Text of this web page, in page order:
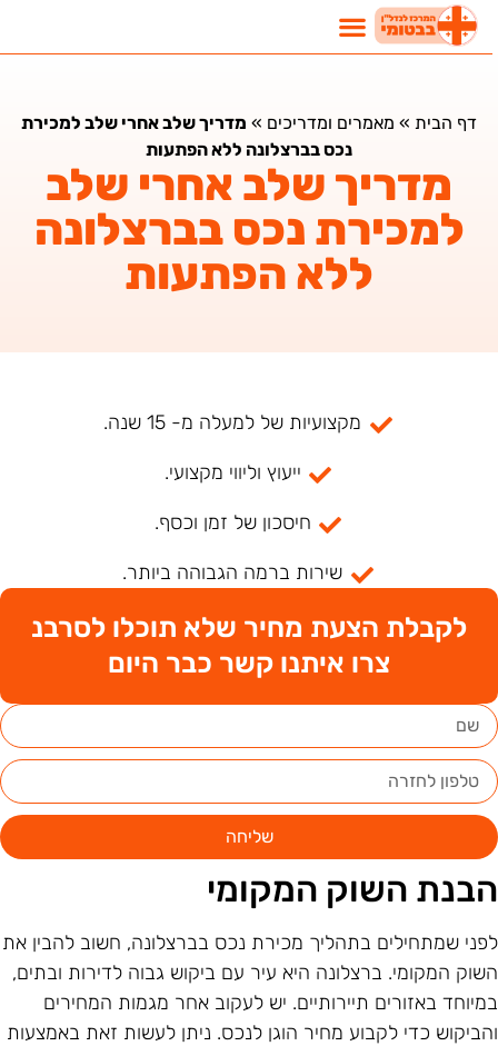
דף הבית»מאמרים ומדריכים»מדריך שלב אחרי שלב למכירת
נכס בברצלונה ללא הפתעות
מדריך שלב אחרי שלב
למכירת נכס בברצלונה
ללא הפתעות
מקצועיות של למעלה מ- 15 שנה.
ייעוץ וליווי מקצועי.
חיסכון של זמן וכסף.
שירות ברמה הגבוהה ביותר.
לקבלת הצעת מחיר שלא תוכלו לסרבנ
צרו איתנו קשר כבר היום
שליחה
השוק המקומי
שמתחילים בתהליך מכירת נכס בברצלונה, חשוב להבין את
המקומי. ברצלונה היא עיר עם ביקוש גבוה לדירות ובתים,
באזורים תיירותיים. יש לעקוב אחר מגמות המחירים
כדי לקבוע מחיר הוגן לנכס. ניתן לעשות זאת באמצעות